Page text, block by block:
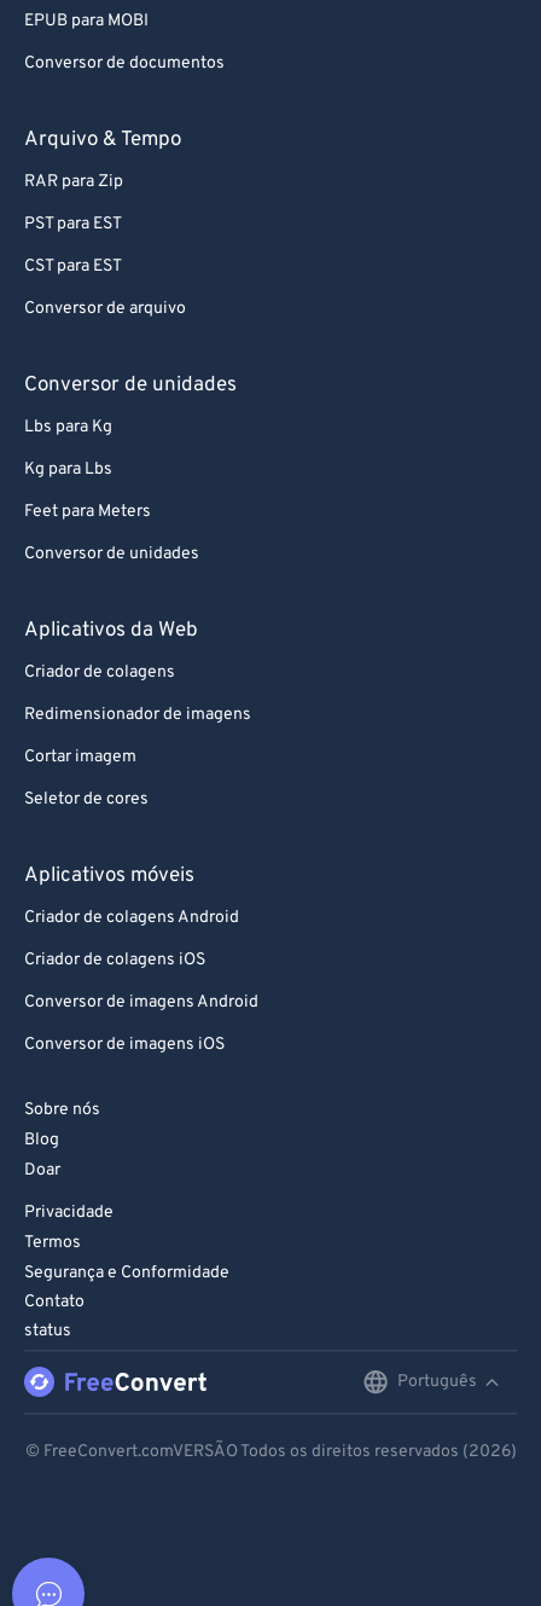
EPUB para MOBI
Conversor de documentos
Arquivo & Tempo
RAR para Zip
PST para EST
CST para EST
Conversor de arquivo
Conversor de unidades
Lbs para Kg
Kg para Lbs
Feet para Meters
Conversor de unidades
Aplicativos da Web
Criador de colagens
Redimensionador de imagens
Cortar imagem
Seletor de cores
Aplicativos móveis
Criador de colagens Android
Criador de colagens iOS
Conversor de imagens Android
Conversor de imagens iOS
Sobre nós
Blog
Doar
Privacidade
Termos
Segurança e Conformidade
Contato
status
Português
© FreeConvert.comVERSÃO Todos os direitos reservados (2026)